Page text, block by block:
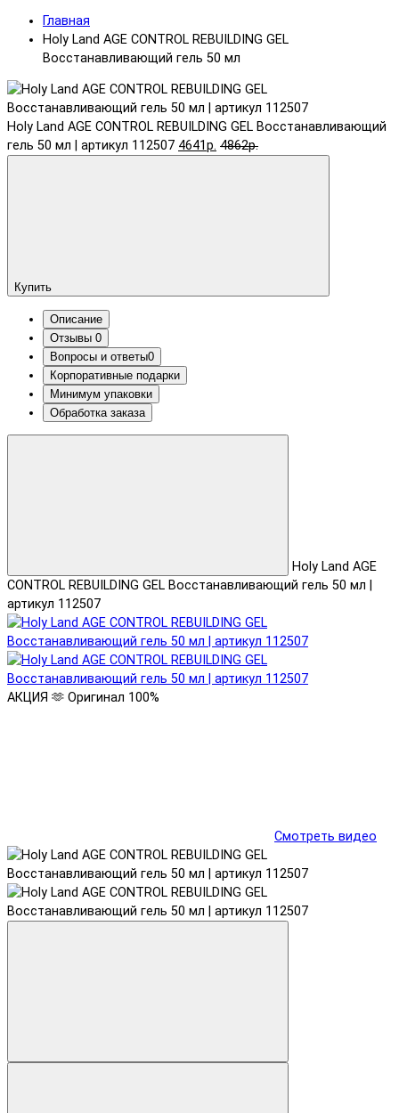
Главная
Holy Land AGE CONTROL REBUILDING GEL
Восстанавливающий гель 50 мл
Holy Land AGE CONTROL REBUILDING GEL Восстанавливающий
гель 50 мл | артикул 112507 4641р. 4862р.
Купить
Описание
Отзывы 0
Вопросы и ответы0
Корпоративные подарки
Минимум упаковки
Обработка заказа
Holy Land AGE
CONTROL REBUILDING GEL Восстанавливающий гель 50 мл |
артикул 112507
АКЦИЯ 🫶 Оригинал 100%
Смотреть видео